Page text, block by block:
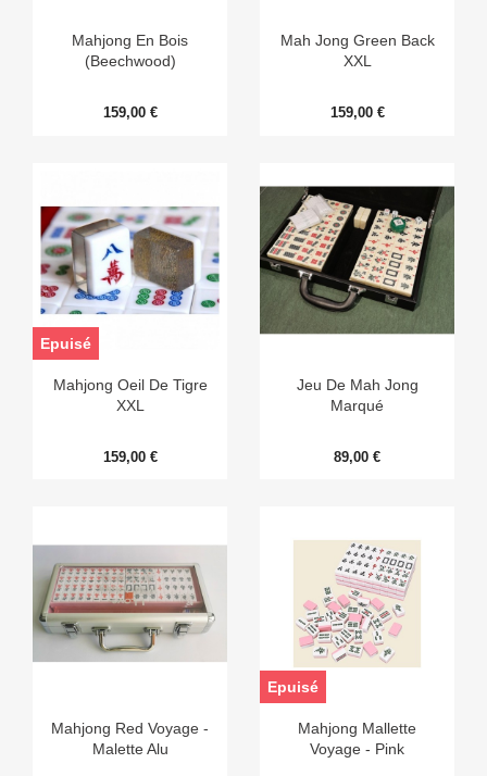
Mahjong En Bois
(Beechwood)
159,00 €
Mah Jong Green Back
XXL
159,00 €
Mahjong Oeil De Tigre
XXL
159,00 €
Epuisé
Jeu De Mah Jong
Marqué
89,00 €
Mahjong Red Voyage -
Malette Alu
Mahjong Mallette
Voyage - Pink
Epuisé